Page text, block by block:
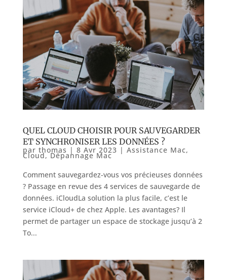
QUEL CLOUD CHOISIR POUR SAUVEGARDER
ET SYNCHRONISER LES DONNÉES ?
par thomas | 8 Avr 2023 | Assistance Mac,
Cloud,Dépannage Mac
Comment sauvegardez-vous vos précieuses données
? Passage en revue des 4 services de sauvegarde de
données. iCloudLa solution la plus facile, c’est le
service iCloud+ de chez Apple. Les avantages? Il
permet de partager un espace de stockage jusqu’à 2
To...